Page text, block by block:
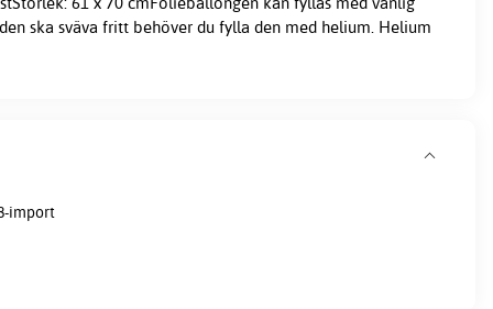
ska sväva fritt behöver du fylla den med helium. Helium
import